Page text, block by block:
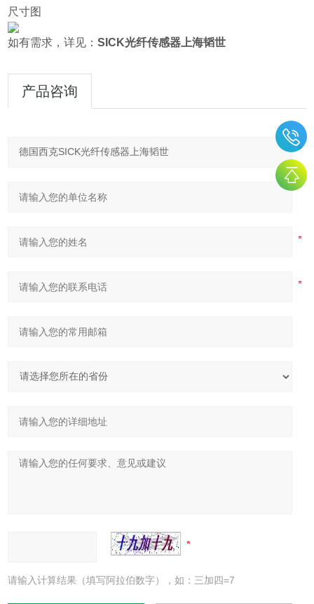
尺寸图
如有需求，详见：SICK光纤传感器上海韬世
产品咨询
请输入计算结果（填写阿拉伯数字），如：三加四=7